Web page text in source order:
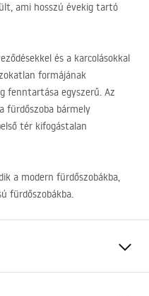
ami hosszú évekig tartó
és a karcolásokkal
formájának
fenntartása egyszerű. Az
fürdőszoba bármely
tér kifogástalan
a modern fürdőszobákba,
fürdőszobákba.